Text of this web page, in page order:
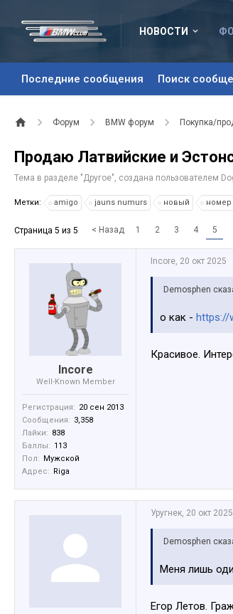
НОВОСТИ
Последние сообщения Поиск
Форум BMW форум Покупка/
Продаю Латвийские и
Тема в разделе "Другое", создана пользователем
Метки: amigo jauns numurs новый номер
Страница 5 из 5 < Назад 1 2 3 4 5
Incore
Well-Known Member
Регистрация: 20 сен 2013
Сообщения: 3,358
Лайки: 838
Баллы: 113
Пол: Мужской
Адрес: Riga
Incore, 20 окт 2025
Demosphen
о как - https://
Красивое.
Уругнек, 20 окт 2025
Demosphen
Меня лишь
Егор Летов.